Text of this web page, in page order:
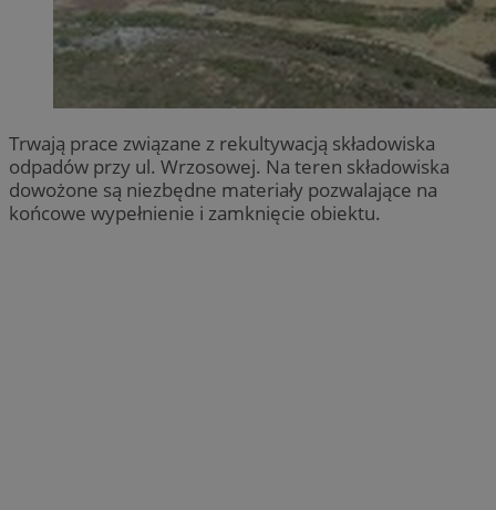
Trwają prace związane z rekultywacją składowiska
odpadów przy ul. Wrzosowej. Na teren składowiska
dowożone są niezbędne materiały pozwalające na
końcowe wypełnienie i zamknięcie obiektu.